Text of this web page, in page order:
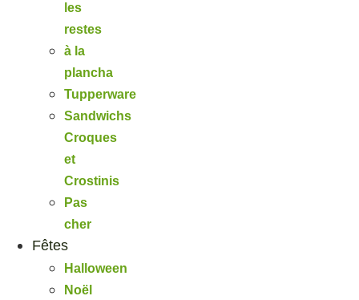
les
restes
à la
plancha
Tupperware
Sandwichs
Croques
et
Crostinis
Pas
cher
Fêtes
Halloween
Noël